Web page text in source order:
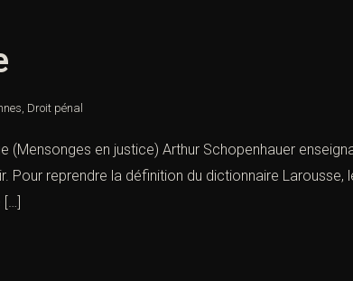
, Droit pénal
en justice) Arthur Schopenhauer
Pour reprendre la définition du dictionnaire